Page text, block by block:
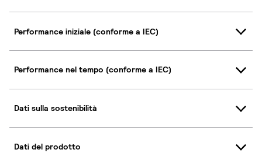
Performance iniziale (conforme a IEC)
Performance nel tempo (conforme a IEC)
Dati sulla sostenibilità
Dati del prodotto